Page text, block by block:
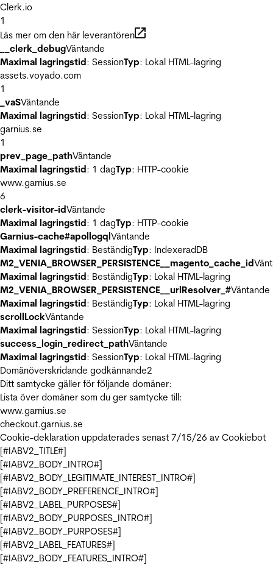
Clerk.io
1
Läs mer om den här leverantören
__clerk_debugVäntande
Maximal lagringstid: SessionTyp: Lokal HTML-lagring
assets.voyado.com
1
_vaSVäntande
Maximal lagringstid: SessionTyp: Lokal HTML-lagring
garnius.se
1
prev_page_pathVäntande
Maximal lagringstid: 1 dagTyp: HTTP-cookie
www.garnius.se
6
clerk-visitor-idVäntande
Maximal lagringstid: 1 dagTyp: HTTP-cookie
Garnius-cache#apollogqlVäntande
Maximal lagringstid: BeständigTyp: IndexeradDB
M2_VENIA_BROWSER_PERSISTENCE__magento_cache_id
Maximal lagringstid: BeständigTyp: Lokal HTML-lagring
M2_VENIA_BROWSER_PERSISTENCE__urlResolver_#Väntande
Maximal lagringstid: BeständigTyp: Lokal HTML-lagring
scrollLockVäntande
Maximal lagringstid: SessionTyp: Lokal HTML-lagring
success_login_redirect_pathVäntande
Maximal lagringstid: SessionTyp: Lokal HTML-lagring
Domänöverskridande godkännande2
Ditt samtycke gäller för följande domäner:
Lista över domäner som du ger samtycke till:
www.garnius.se
checkout.garnius.se
Cookie-deklaration uppdaterades senast 7/15/26 av Cookiebot
[#IABV2_TITLE#]
[#IABV2_BODY_INTRO#]
[#IABV2_BODY_LEGITIMATE_INTEREST_INTRO#]
[#IABV2_BODY_PREFERENCE_INTRO#]
[#IABV2_LABEL_PURPOSES#]
[#IABV2_BODY_PURPOSES_INTRO#]
[#IABV2_BODY_PURPOSES#]
[#IABV2_LABEL_FEATURES#]
[#IABV2_BODY_FEATURES_INTRO#]